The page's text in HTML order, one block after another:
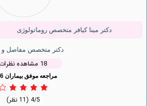
دکتر مینا کیافر متخصص روماتولوژی
دکتر متخصص مفاصل و عضلات
مراجعه موفق بیماران 1066